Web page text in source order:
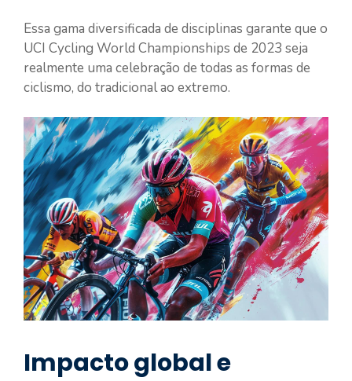
Essa gama diversificada de disciplinas garante que o
UCI Cycling World Championships de 2023 seja
realmente uma celebração de todas as formas de
ciclismo, do tradicional ao extremo.
Impacto global e